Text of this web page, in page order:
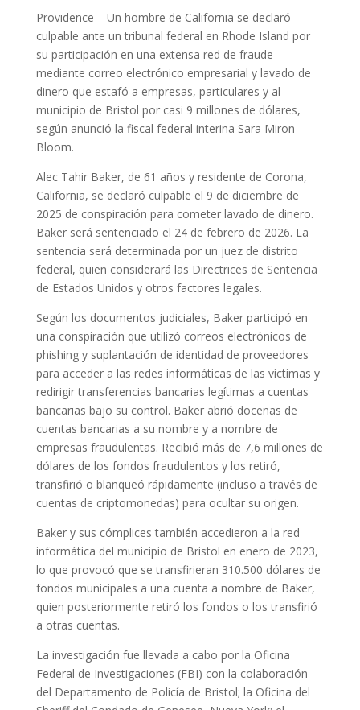
Providence – Un hombre de California se declaró
culpable ante un tribunal federal en Rhode Island por
su participación en una extensa red de fraude
mediante correo electrónico empresarial y lavado de
dinero que estafó a empresas, particulares y al
municipio de Bristol por casi 9 millones de dólares,
según anunció la fiscal federal interina Sara Miron
Bloom.
Alec Tahir Baker, de 61 años y residente de Corona,
California, se declaró culpable el 9 de diciembre de
2025 de conspiración para cometer lavado de dinero.
Baker será sentenciado el 24 de febrero de 2026. La
sentencia será determinada por un juez de distrito
federal, quien considerará las Directrices de Sentencia
de Estados Unidos y otros factores legales.
Según los documentos judiciales, Baker participó en
una conspiración que utilizó correos electrónicos de
phishing y suplantación de identidad de proveedores
para acceder a las redes informáticas de las víctimas y
redirigir transferencias bancarias legítimas a cuentas
bancarias bajo su control. Baker abrió docenas de
cuentas bancarias a su nombre y a nombre de
empresas fraudulentas. Recibió más de 7,6 millones de
dólares de los fondos fraudulentos y los retiró,
transfirió o blanqueó rápidamente (incluso a través de
cuentas de criptomonedas) para ocultar su origen.
Baker y sus cómplices también accedieron a la red
informática del municipio de Bristol en enero de 2023,
lo que provocó que se transfirieran 310.500 dólares de
fondos municipales a una cuenta a nombre de Baker,
quien posteriormente retiró los fondos o los transfirió
a otras cuentas.
La investigación fue llevada a cabo por la Oficina
Federal de Investigaciones (FBI) con la colaboración
del Departamento de Policía de Bristol; la Oficina del